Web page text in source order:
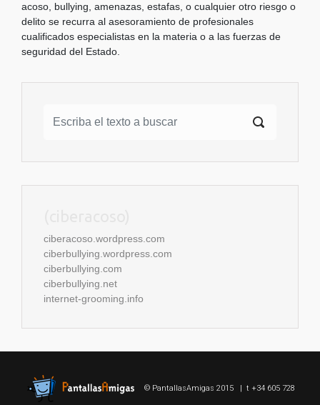
acoso, bullying, amenazas, estafas, o cualquier otro riesgo o
delito se recurra al asesoramiento de profesionales
cualificados especialistas en la materia o a las fuerzas de
seguridad del Estado.
ciberacoso.wordpress.com
ciberbullying.wordpress.com
ciberbullying.com
ciberbullying.net
internet-grooming.info
© PantallasAmigas 2015 | t +34 605 728